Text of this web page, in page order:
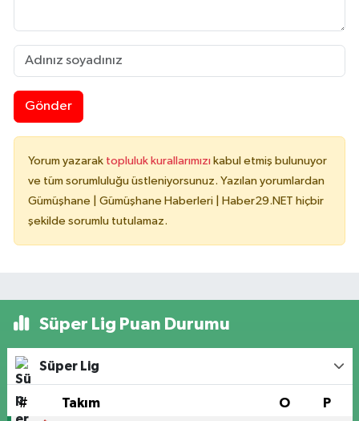
Gönder
Yorum yazarak topluluk kurallarımızı kabul etmiş bulunuyor
ve tüm sorumluluğu üstleniyorsunuz. Yazılan yorumlardan
Gümüşhane | Gümüşhane Haberleri | Haber29.NET hiçbir
şekilde sorumlu tutulamaz.
Süper Lig Puan Durumu
Süper Lig
# Takım O P